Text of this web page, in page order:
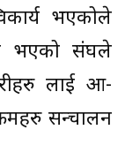
भएकोले
भएको संघले
लाई आ-
सन्चालन